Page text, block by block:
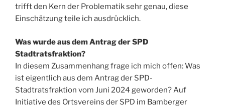
trifft den Kern der Problematik sehr genau, diese
Einschätzung teile ich ausdrücklich.
Was wurde aus dem Antrag der SPD
Stadtratsfraktion?
In diesem Zusammenhang frage ich mich offen: Was
ist eigentlich aus dem Antrag der SPD-
Stadtratsfraktion vom Juni 2024 geworden? Auf
Initiative des Ortsvereins der SPD im Bamberger